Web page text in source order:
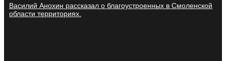
Василий Анохин рассказал о благоустроенных в Смоленской
области территориях.